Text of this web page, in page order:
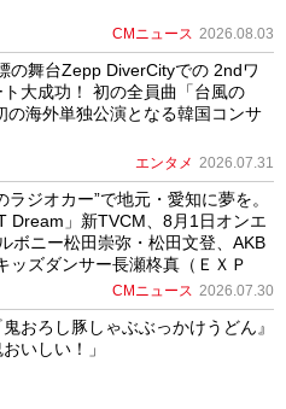
CMニュース 2026.08.03
の舞台Zepp DiverCityでの 2ndワ
大成功！ 初の全員曲「台風の
の海外単独公演となる韓国コンサ
エンタメ 2026.07.31
ラジオカー”で地元・愛知に夢を。
Dream」新TVCM、8月1日オンエ
ボニー松田崇弥・松田文登、AKB
ッズダンサー長瀬柊真（ＥＸＰ
CMニュース 2026.07.30
おろし豚しゃぶぶっかけうどん』
いしい！」